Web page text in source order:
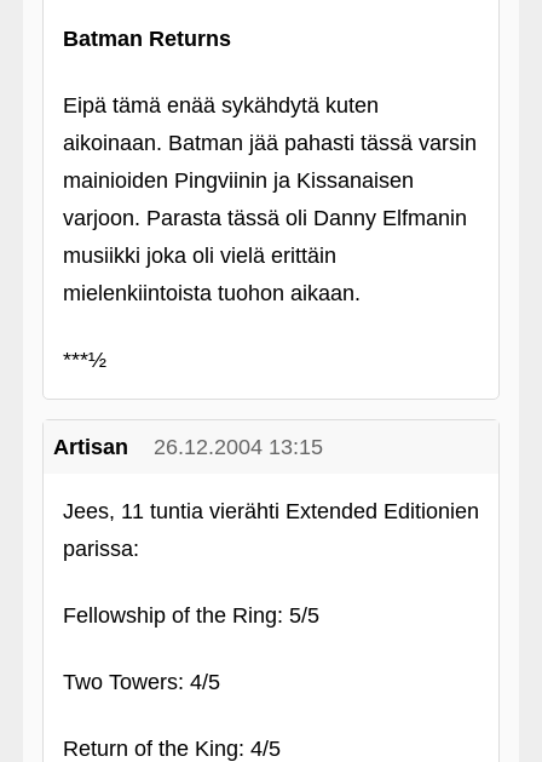
Batman Returns
Eipä tämä enää sykähdytä kuten
aikoinaan. Batman jää pahasti tässä varsin
mainioiden Pingviinin ja Kissanaisen
varjoon. Parasta tässä oli Danny Elfmanin
musiikki joka oli vielä erittäin
mielenkiintoista tuohon aikaan.
***½
Artisan 26.12.2004 13:15
Jees, 11 tuntia vierähti Extended Editionien
parissa:
Fellowship of the Ring: 5/5
Two Towers: 4/5
Return of the King: 4/5